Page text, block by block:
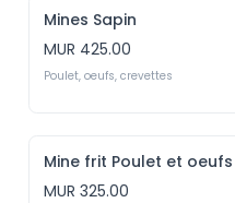
Mines Sapin
MUR 425.00
Poulet, oeufs, crevettes
Mine frit Poulet et oeufs
MUR 325.00